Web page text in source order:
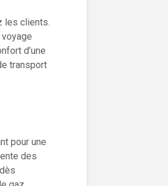
les clients.
d’une
transport
pour une
des